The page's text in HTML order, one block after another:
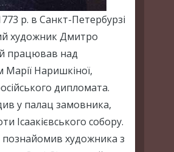
р. в Санкт-Петербурзі
художник Дмитро
працював над
Наришкіної,
дипломата.
у палац замовника,
Ісаакієвського собору.
познайомив художника з